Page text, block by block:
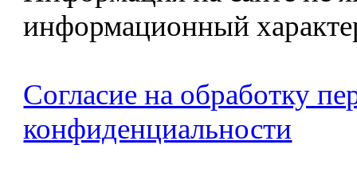
информационный
Согласие на обработку
конфиденциальности